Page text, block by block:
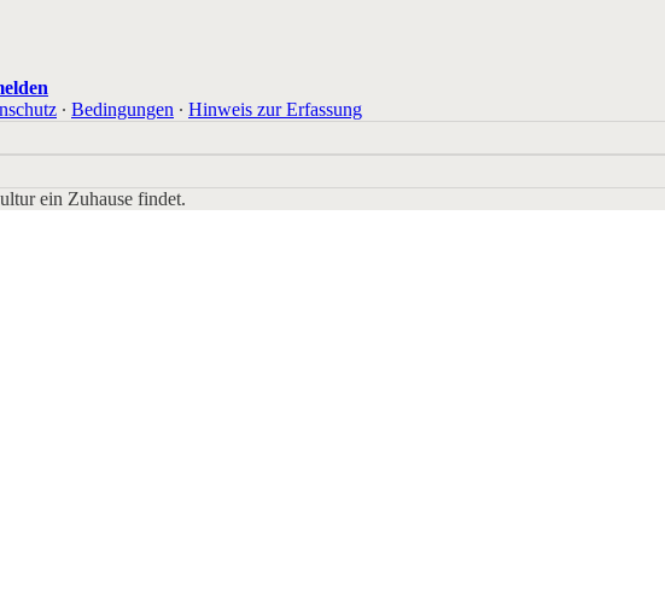
∙ Bedingungen ∙ Hinweis zur Erfassung
ein Zuhause findet.